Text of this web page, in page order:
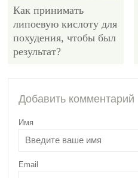
Как принимать
липоевую кислоту для
похудения, чтобы был
результат?
Как похудеть в
Добавить комментарий
Имя
Email